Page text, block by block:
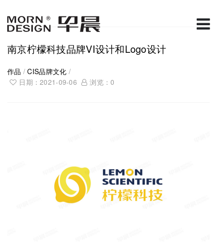
南京柠檬科技品牌VI设计和Logo设计
作品 /CIS品牌文化 /
日期：2021-09-06
浏览：0